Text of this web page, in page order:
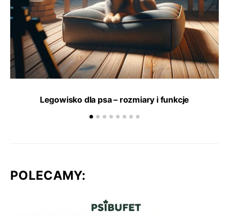
Legowisko dla psa – rozmiary i funkcje
POLECAMY: